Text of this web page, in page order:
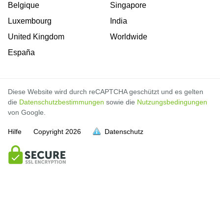
Belgique
Luxembourg
United Kingdom
España
Singapore
India
Worldwide
Diese Website wird durch reCAPTCHA geschützt und es gelten
die Datenschutzbestimmungen sowie die Nutzungsbedingungen
von Google.
Hilfe Copyright 2026 Datenschutz